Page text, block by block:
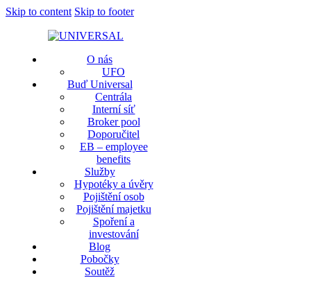
Skip to content Skip to footer
O nás
UFO
Buď Universal
Centrála
Interní síť
Broker pool
Doporučitel
EB – employee
benefits
Služby
Hypotéky a úvěry
Pojištění osob
Pojištění majetku
Spoření a
investování
Blog
Pobočky
Soutěž